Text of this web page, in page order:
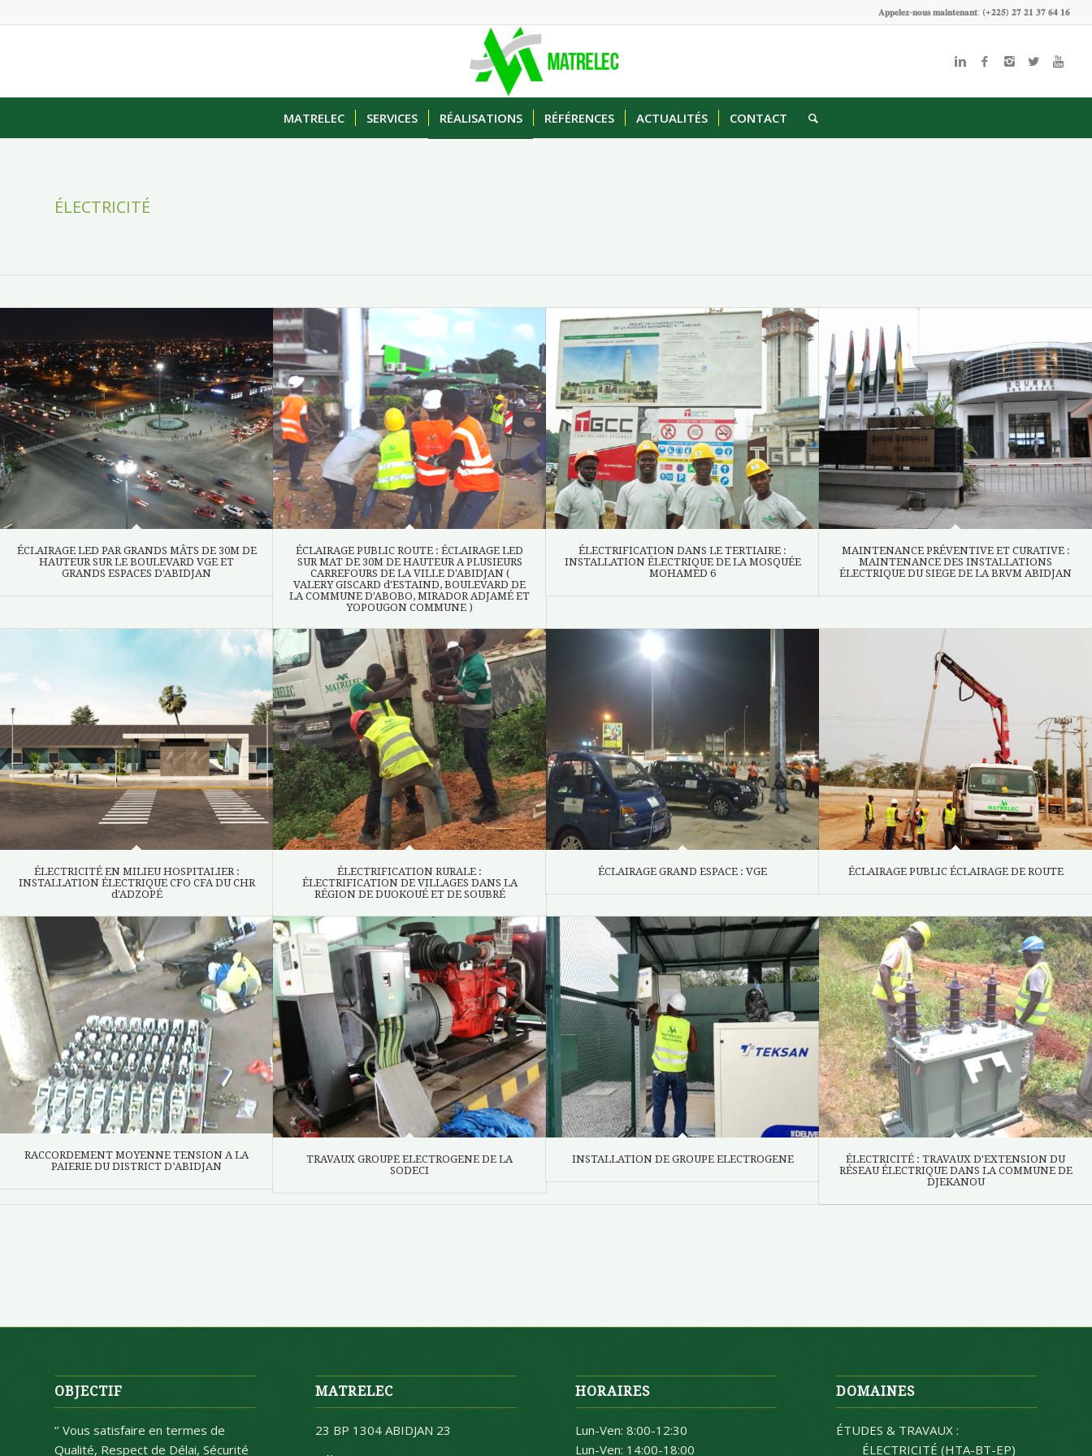
𝐀𝐩𝐩𝐞𝐥𝐞𝐳-𝐧𝐨𝐮𝐬 𝐦𝐚𝐢𝐧𝐭𝐞𝐧𝐚𝐧𝐭: (+𝟐𝟐𝟓) 𝟐𝟕 𝟐𝟏 𝟑𝟕 𝟔𝟒 𝟏𝟔
MATRELEC SERVICES RÉALISATIONS RÉFÉRENCES ACTUALITÉS CONTACT
ÉLECTRICITÉ
ÉCLAIRAGE LED PAR GRANDS MÂTS DE 30M DE
HAUTEUR SUR LE BOULEVARD VGE ET
GRANDS ESPACES D'ABIDJAN
ÉCLAIRAGE PUBLIC ROUTE : ÉCLAIRAGE LED
SUR MAT DE 30M DE HAUTEUR A PLUSIEURS
CARREFOURS DE LA VILLE D'ABIDJAN (
VALERY GISCARD d'ESTAIND, BOULEVARD DE
LA COMMUNE D'ABOBO, MIRADOR ADJAMÉ ET
YOPOUGON COMMUNE )
ÉLECTRIFICATION DANS LE TERTIAIRE :
INSTALLATION ÉLECTRIQUE DE LA MOSQUÉE
MOHAMED 6
MAINTENANCE PRÉVENTIVE ET CURATIVE :
MAINTENANCE DES INSTALLATIONS
ÉLECTRIQUE DU SIEGE DE LA BRVM ABIDJAN
ÉLECTRICITÉ EN MILIEU HOSPITALIER :
INSTALLATION ÉLECTRIQUE CFO CFA DU CHR
d'ADZOPÉ
ÉLECTRIFICATION RURALE :
ÉLECTRIFICATION DE VILLAGES DANS LA
RÉGION DE DUOKOUÉ ET DE SOUBRÉ
ÉCLAIRAGE GRAND ESPACE : VGE ÉCLAIRAGE PUBLIC ÉCLAIRAGE DE ROUTE
RACCORDEMENT MOYENNE TENSION A LA
PAIERIE DU DISTRICT D’ABIDJAN
TRAVAUX GROUPE ELECTROGENE DE LA
SODECI
INSTALLATION DE GROUPE ELECTROGENE
ÉLECTRICITÉ : TRAVAUX D'EXTENSION DU
RÉSEAU ÉLECTRIQUE DANS LA COMMUNE DE
DJEKANOU
OBJECTIF
‘’ Vous satisfaire en termes de
Qualité, Respect de Délai, Sécurité
MATRELEC
23 BP 1304 ABIDJAN 23
HORAIRES
Lun-Ven: 8:00-12:30
Lun-Ven: 14:00-18:00
DOMAINES
ÉTUDES & TRAVAUX :
ÉLECTRICITÉ (HTA-BT-EP)